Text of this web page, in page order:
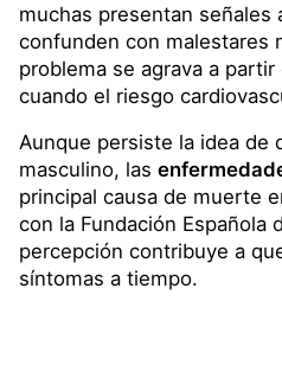
muchas presentan señales
confunden con malestares
problema se agrava a partir
cuando el riesgo
Aunque persiste la idea de
masculino, las
principal causa de muerte
con la Fundación Española
percepción contribuye a
síntomas a tiempo.